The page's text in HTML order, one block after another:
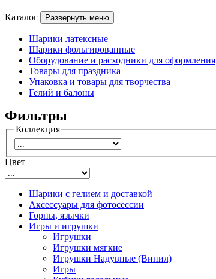
Каталог Развернуть меню
Шарики латексные
Шарики фольгированные
Оборудование и расходники для оформления
Товары для праздника
Упаковка и товары для творчества
Гелий и балоны
Фильтры
Коллекция
Цвет
Шарики с гелием и доставкой
Аксессуары для фотосессии
Горны, язычки
Игры и игрушки
Игрушки
Игрушки мягкие
Игрушки Надувные (Винил)
Игры